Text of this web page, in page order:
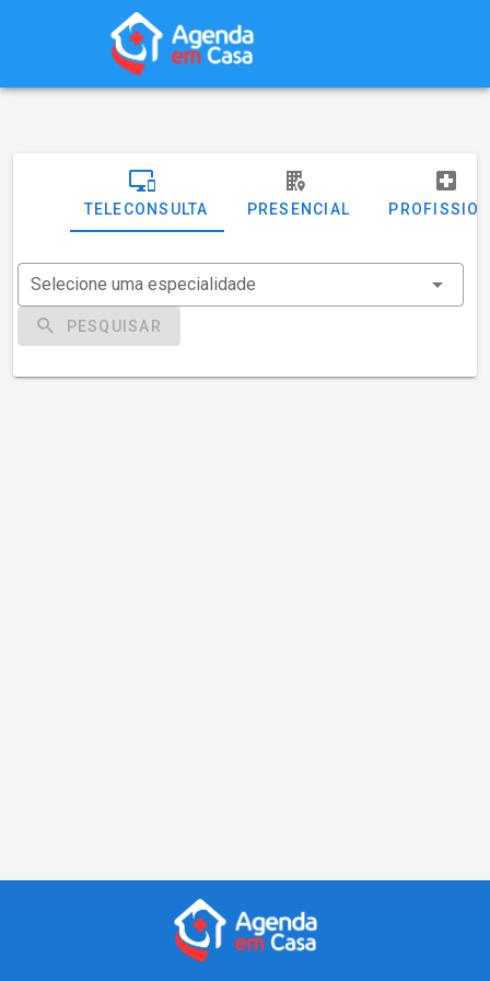
TELECONSULTA PRESENCIAL
Selecione uma especialidade
PESQUISAR